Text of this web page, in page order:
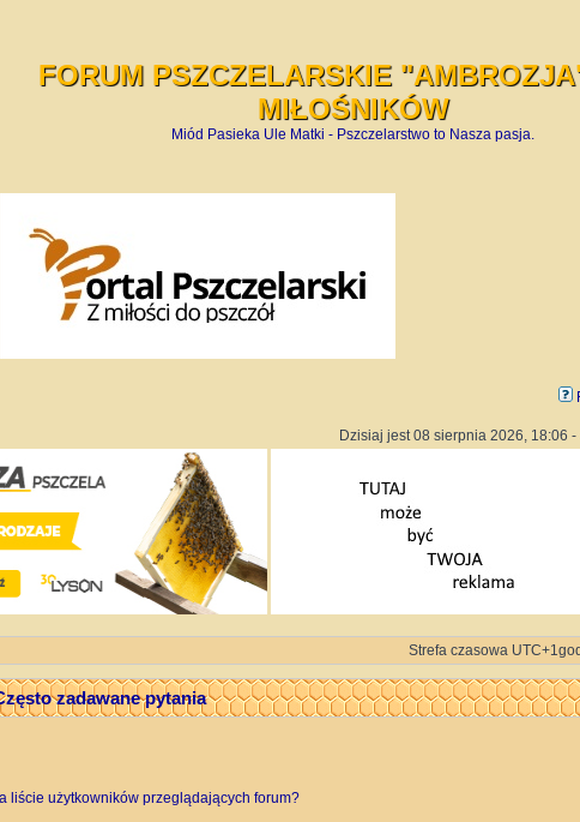
FORUM PSZCZELARSKIE
MIŁOŚNIKÓW
Miód Pasieka Ule Matki - Pszczelarstwo to Nasza pasja.
Dzisiaj jest 08 sierpnia 2026, 18:06 -
Strefa czasowa
zadawane pytania
liście użytkowników przeglądających forum?